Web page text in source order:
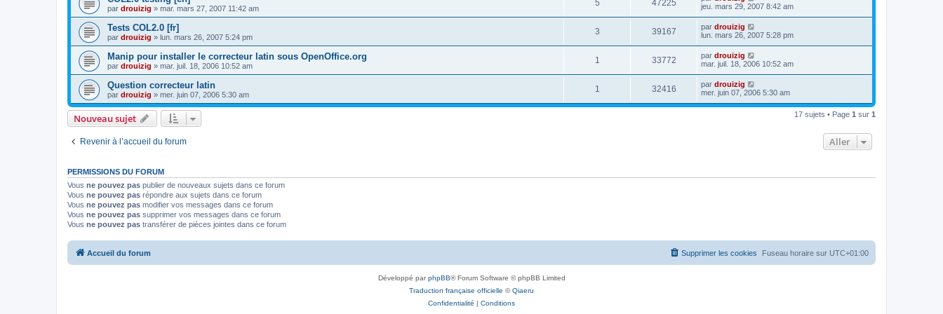
par drouizig » mar. mars 27, 2007 11:42 am
5 47225
jeu. mars 29, 2007 8:42 am
Tests COL2.0 [fr]
par drouizig » lun. mars 26, 2007 5:24 pm
3 39167 par drouizig
lun. mars 26, 2007 5:28 pm
Manip pour installer le correcteur latin sous OpenOffice.org
par drouizig » mar. juil. 18, 2006 10:52 am
1 33772 par drouizig
mar. juil. 18, 2006 10:52 am
Question correcteur latin
par drouizig » mer. juin 07, 2006 5:30 am
1 32416 par drouizig
mer. juin 07, 2006 5:30 am
Nouveau sujet 17 sujets • Page 1 sur 1
Revenir à l’accueil du forum Aller
PERMISSIONS DU FORUM
Vous ne pouvez pas publier de nouveaux sujets dans ce forum
Vous ne pouvez pas répondre aux sujets dans ce forum
Vous ne pouvez pas modifier vos messages dans ce forum
Vous ne pouvez pas supprimer vos messages dans ce forum
Vous ne pouvez pas transférer de pièces jointes dans ce forum
Accueil du forum Fuseau horaire sur UTC+01:00
Supprimer les cookies
Développé parphpBB® Forum Software © phpBB Limited
Traduction française officielle ©Qiaeru
Confidentialité | Conditions